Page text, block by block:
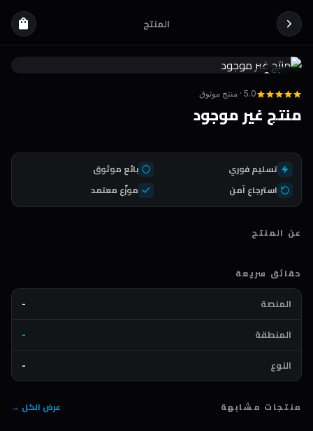
المنتج shopping_bag
Coda
5.0 · منتج موثوق
منتج غير موجود
تسليم فوري
بائع موثوق
استرجاع آمن
موزّع معتمد
عن المنتج
حقائق سريعة
المنصة
-
المنطقة
-
النوع
-
منتجات مشابهة عرض الكل →